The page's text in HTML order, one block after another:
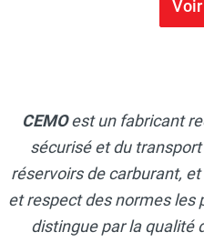
Voir
CEMOest un fabricant
sécurisé et du
réservoirs de carburant,
et respect des normes les
distingue par la qualité